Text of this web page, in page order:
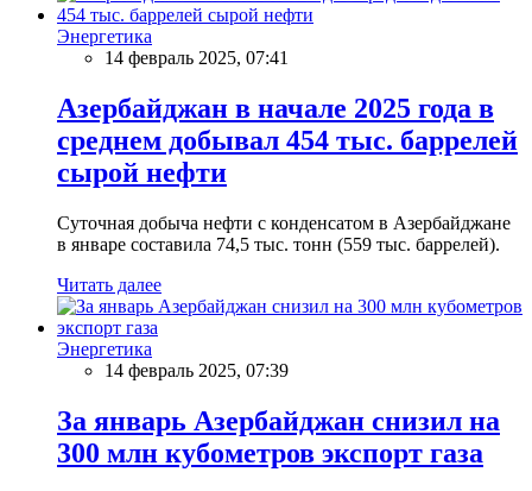
Энергетика
14 февраль 2025, 07:41
Азербайджан в начале 2025 года в
среднем добывал 454 тыс. баррелей
сырой нефти
Суточная добыча нефти с конденсатом в Азербайджане
в январе составила 74,5 тыс. тонн (559 тыс. баррелей).
Читать далее
Энергетика
14 февраль 2025, 07:39
За январь Азербайджан снизил на
300 млн кубометров экспорт газа